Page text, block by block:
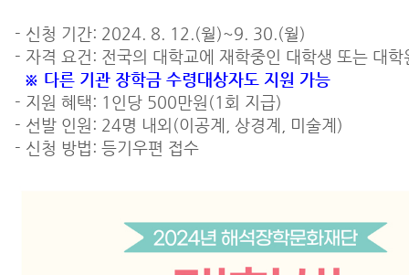
- 신청 기간: 2024. 8. 12.(월)~9. 30.(월)
- 자격 요건: 전국의 대학교에 재학중인 대학생 또는 대학
※ 다른 기관 장학금 수령대상자도 지원 가능
- 지원 혜택: 1인당 500만원(1회 지급)
- 선발 인원: 24명 내외(이공계, 상경계, 미술계)
- 신청 방법: 등기우편 접수